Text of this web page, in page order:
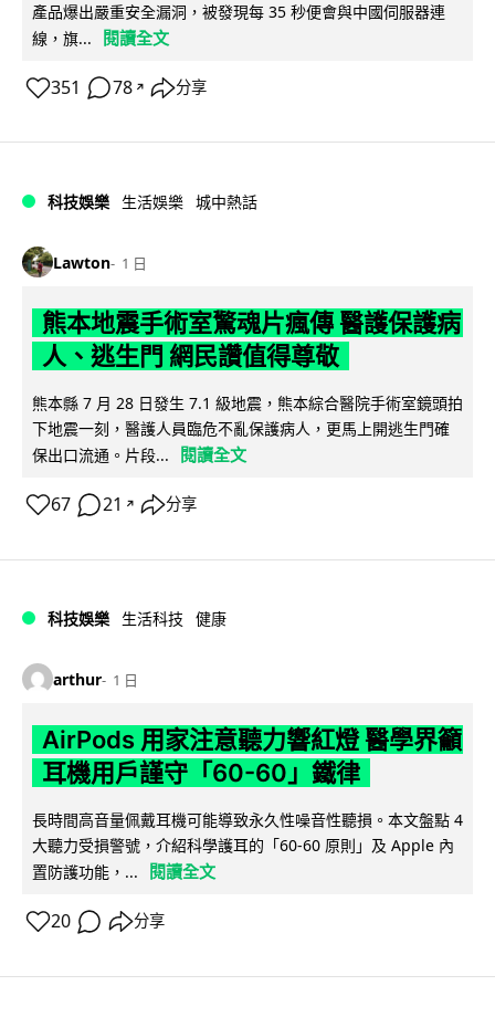
產品爆出嚴重安全漏洞，被發現每 35 秒便會與中國伺服器連
線，旗...
閱讀全文
351 78 ↗ 分享
科技娛樂 生活娛樂 城中熱話
Lawton 1 日
熊本地震手術室驚魂片瘋傳 醫護保護病
人、逃生門 網民讚值得尊敬
熊本縣 7 月 28 日發生 7.1 級地震，熊本綜合醫院手術室鏡頭拍
下地震一刻，醫護人員臨危不亂保護病人，更馬上開逃生門確
保出口流通。片段...
閱讀全文
67 21 ↗ 分享
科技娛樂 生活科技 健康
arthur 1 日
AirPods 用家注意聽力響紅燈 醫學界籲
耳機用戶謹守「60-60」鐵律
長時間高音量佩戴耳機可能導致永久性噪音性聽損。本文盤點 4
大聽力受損警號，介紹科學護耳的「60-60 原則」及 Apple 內
置防護功能，...
閱讀全文
20 分享